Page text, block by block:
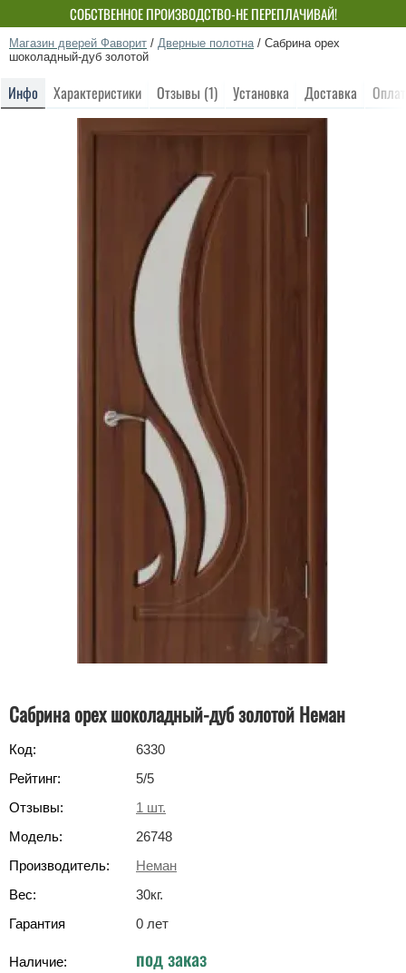
СОБСТВЕННОЕ ПРОИЗВОДСТВО-НЕ ПЕРЕПЛАЧИВАЙ!
Магазин дверей Фаворит / Дверные полотна / Сабрина орех
шоколадный-дуб золотой
Инфо Характеристики Отзывы (1) Установка Доставка
Сабрина орех шоколадный-дуб золотой Неман
Код:
6330
Рейтинг:
5/5
Отзывы:
1 шт.
Модель:
26748
Производитель:
Неман
Вес:
30кг.
Гарантия
0 лет
Наличие: под заказ